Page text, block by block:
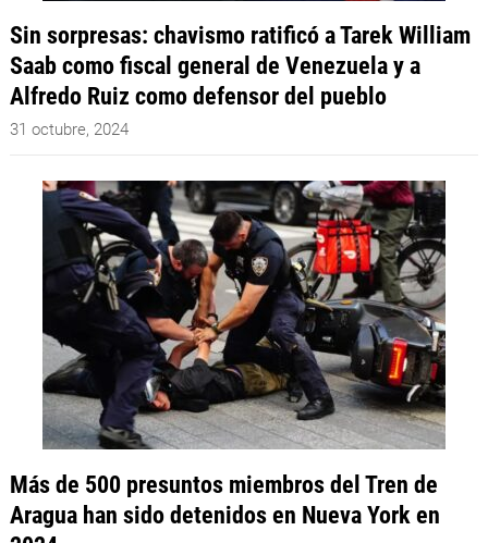
Sin sorpresas: chavismo ratificó a Tarek William
Saab como fiscal general de Venezuela y a
Alfredo Ruiz como defensor del pueblo
31 octubre, 2024
Más de 500 presuntos miembros del Tren de
Aragua han sido detenidos en Nueva York en